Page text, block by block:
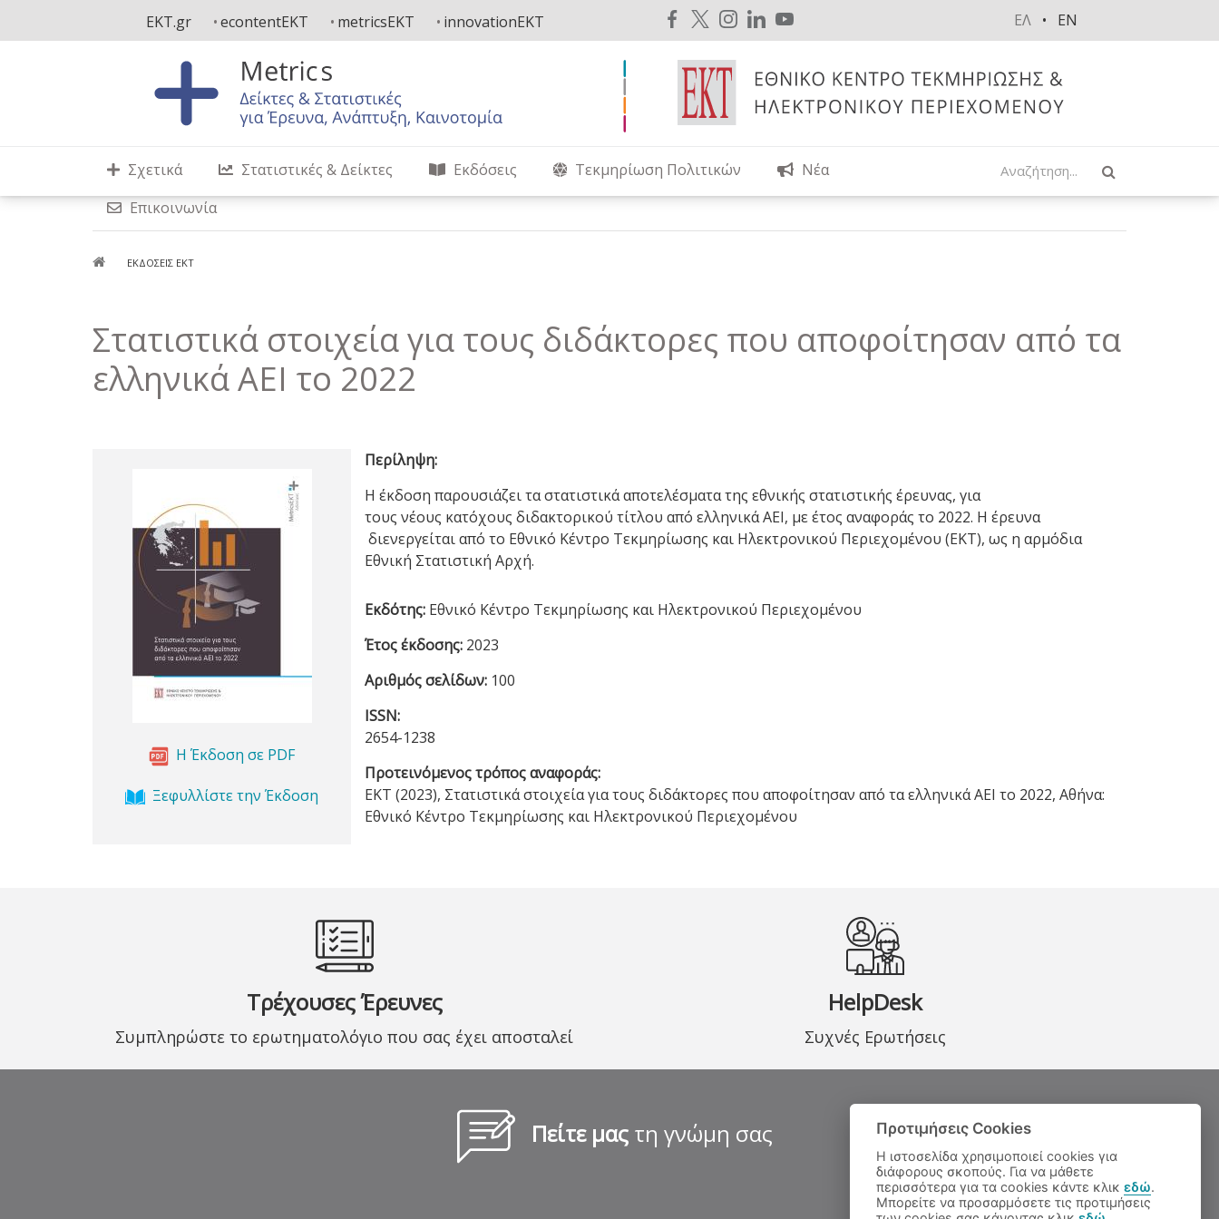
EKT.gr econtentEKT metricsEKT innovationEKT ΕΛ EN
Σχετικά Στατιστικές & Δείκτες Εκδόσεις Τεκμηρίωση Πολιτικών
Νέα
Επικοινωνία
Breadcrumb
ΕΚΔΌΣΕΙΣ ΕΚΤ
Στατιστικά στοιχεία για τους διδάκτορες που αποφοίτησαν από τα
ελληνικά ΑΕΙ το 2022
Η Έκδοση σε PDF
Ξεφυλλίστε την Έκδοση
Περίληψη:
Η έκδοση παρουσιάζει τα στατιστικά αποτελέσματα της εθνικής στατιστικής έρευνας, για
τους νέους κατόχους διδακτορικού τίτλου από ελληνικά ΑΕΙ, με έτος αναφοράς το 2022. Η έρευνα
διενεργείται από το Εθνικό Κέντρο Τεκμηρίωσης και Ηλεκτρονικού Περιεχομένου (ΕΚΤ), ως η αρμόδια
Εθνική Στατιστική Αρχή.
Εκδότης: Εθνικό Κέντρο Τεκμηρίωσης και Ηλεκτρονικού Περιεχομένου
Έτος έκδοσης: 2023
Αριθμός σελίδων: 100
ISSN:
2654-1238
Προτεινόμενος τρόπος αναφοράς:
ΕΚΤ (2023), Στατιστικά στοιχεία για τους διδάκτορες που αποφοίτησαν από τα ελληνικά ΑΕΙ το 2022, Αθήνα:
Εθνικό Κέντρο Τεκμηρίωσης και Ηλεκτρονικού Περιεχομένου
Τρέχουσες Έρευνες
Συμπληρώστε το ερωτηματολόγιο που σας έχει αποσταλεί
HelpDesk
Συχνές Ερωτήσεις
Πείτε μας τη γνώμη σας Προτιμήσεις Cookies
Η ιστοσελίδα χρησιμοποιεί cookies για
διάφορους σκοπούς. Για να μάθετε
περισσότερα για τα cookies κάντε κλικ εδώ.
Μπορείτε να προσαρμόσετε τις προτιμήσεις